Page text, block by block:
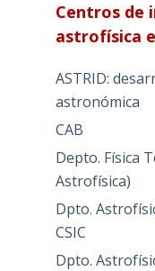
Centros de
astrofísica
ASTRID:
astronómica
CAB
Depto. Física
Astrofísica)
Dpto.
CSIC
Dpto.